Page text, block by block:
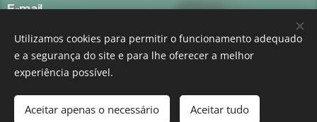
E-mail
Gestão Pública e Consultoria Autárquica
Utilizamos cookies para permitir o funcionamento adequado
e a segurança do site e para lhe oferecer a melhor
experiência possível.
Aceitar apenas o necessário Aceitar tudo